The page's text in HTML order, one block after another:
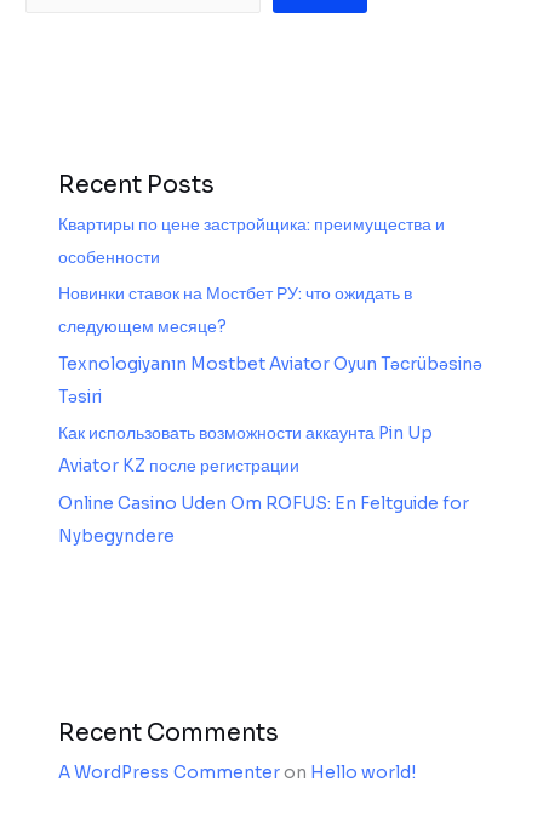
Recent Posts
Квартиры по цене застройщика: преимущества и
особенности
Новинки ставок на Мостбет РУ: что ожидать в
следующем месяце?
Texnologiyanın Mostbet Aviator Oyun Təcrübəsinə
Təsiri
Как использовать возможности аккаунта Pin Up
Aviator KZ после регистрации
Online Casino Uden Om ROFUS: En Feltguide for
Nybegyndere
Recent Comments
A WordPress Commenteron Hello world!